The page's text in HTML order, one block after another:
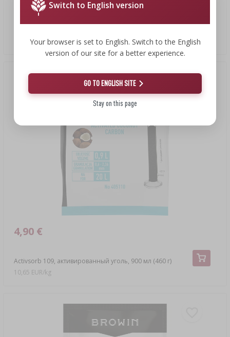
25,85 EUR/kg
Activsorb 109, активированный уголь, 900 мл (460 г)
4,90 €
10,65 EUR/kg
Switch to English version
Your browser is set to English. Switch to the English
version of our site for a better experience.
GO TO ENGLISH SITE
Stay on this page